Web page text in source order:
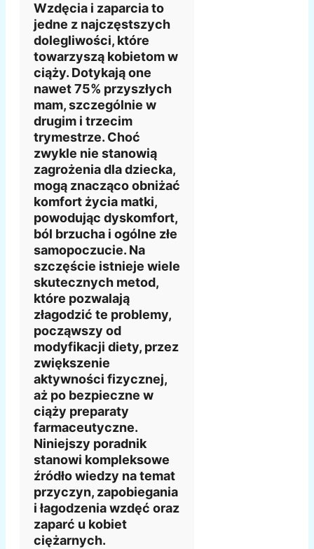
Wzdęcia i zaparcia to
jedne z najczęstszych
dolegliwości, które
towarzyszą kobietom w
ciąży. Dotykają one
nawet 75% przyszłych
mam, szczególnie w
drugim i trzecim
trymestrze. Choć
zwykle nie stanowią
zagrożenia dla dziecka,
mogą znacząco obniżać
komfort życia matki,
powodując dyskomfort,
ból brzucha i ogólne złe
samopoczucie. Na
szczęście istnieje wiele
skutecznych metod,
które pozwalają
złagodzić te problemy,
począwszy od
modyfikacji diety, przez
zwiększenie
aktywności fizycznej,
aż po bezpieczne w
ciąży preparaty
farmaceutyczne.
Niniejszy poradnik
stanowi kompleksowe
źródło wiedzy na temat
przyczyn, zapobiegania
i łagodzenia wzdęć oraz
zaparć u kobiet
ciężarnych.